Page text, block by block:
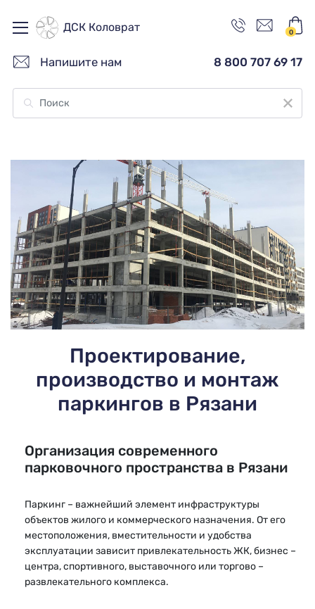
ДСК Коловрат 0
Напишите нам 8 800 707 69 17
Проектирование,
производство и монтаж
паркингов в Рязани
Организация современного
парковочного пространства в Рязани
Паркинг – важнейший элемент инфраструктуры
объектов жилого и коммерческого назначения. От его
местоположения, вместительности и удобства
эксплуатации зависит привлекательность ЖК, бизнес –
центра, спортивного, выставочного или торгово –
развлекательного комплекса.